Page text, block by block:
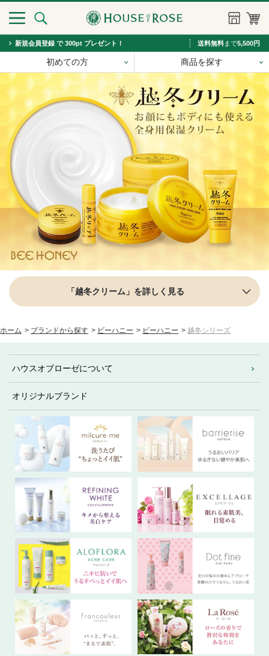
新規会員登録 で 300pt プレゼント！ 送料無料まで5,500円
初めての方 商品を探す
「越冬クリーム」を詳しく見る
ホーム > ブランドから探す > ビーハニー > ビーハニー > 越冬シリーズ
ハウスオブローゼについて
オリジナルブランド